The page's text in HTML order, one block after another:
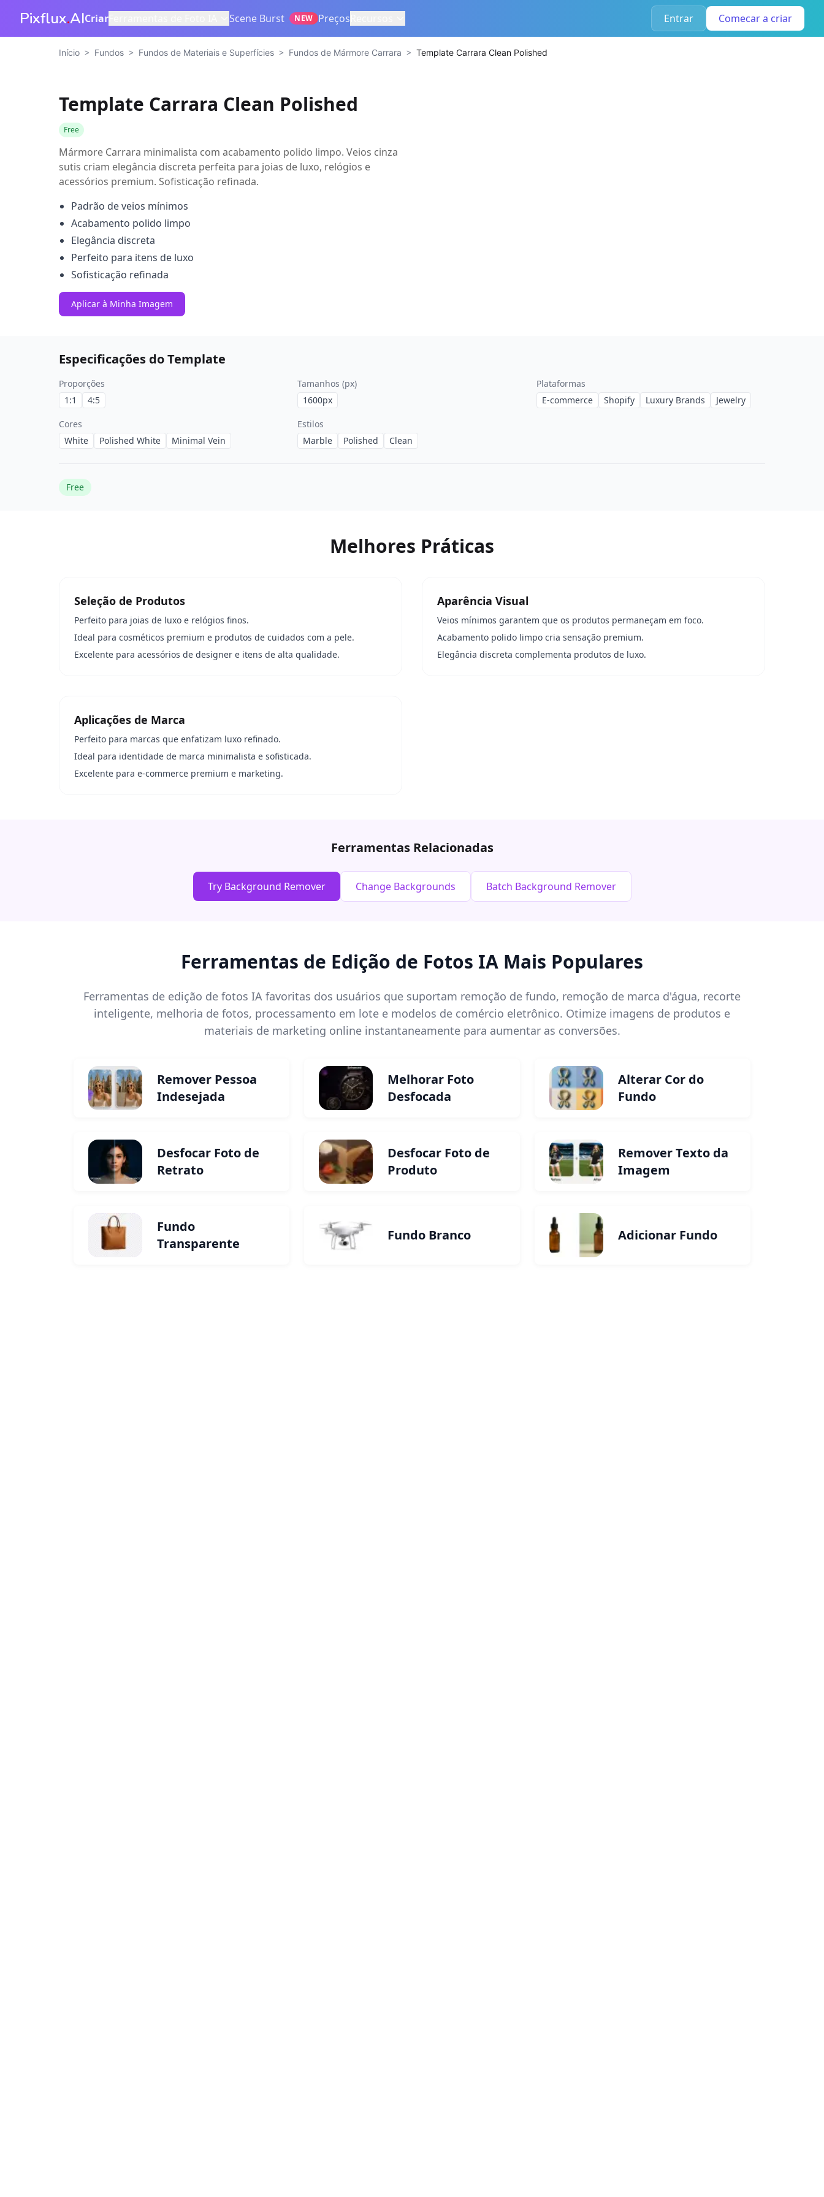
Pixflux.AICriar Scene Burst NEW Preços Entrar Comecar a criar
Início > Fundos > Fundos de Materiais e Superfícies > Fundos de Mármore Carrara > Template Carrara Clean Polished
Template Carrara Clean Polished
Free
Mármore Carrara minimalista com acabamento polido limpo. Veios cinza
sutis criam elegância discreta perfeita para joias de luxo, relógios e
acessórios premium. Sofisticação refinada.
Padrão de veios mínimos
Acabamento polido limpo
Elegância discreta
Perfeito para itens de luxo
Sofisticação refinada
Aplicar à Minha Imagem
Especificações do Template
Proporções
1:1
4:5
Tamanhos (px)
1600px
Plataformas
E-commerce
Shopify Luxury Brands Jewelry
Cores
White
Polished White Minimal Vein
Estilos
Marble
Polished Clean
Free
Melhores Práticas
Seleção de Produtos
Perfeito para joias de luxo e relógios finos.
Ideal para cosméticos premium e produtos de cuidados com a pele.
Excelente para acessórios de designer e itens de alta qualidade.
Aparência Visual
Veios mínimos garantem que os produtos permaneçam em foco.
Acabamento polido limpo cria sensação premium.
Elegância discreta complementa produtos de luxo.
Aplicações de Marca
Perfeito para marcas que enfatizam luxo refinado.
Ideal para identidade de marca minimalista e sofisticada.
Excelente para e-commerce premium e marketing.
Ferramentas Relacionadas
Try Background Remover Change Backgrounds Batch Background Remover
Ferramentas de Edição de Fotos IA Mais Populares
Ferramentas de edição de fotos IA favoritas dos usuários que suportam remoção de fundo, remoção de marca d'água, recorte
inteligente, melhoria de fotos, processamento em lote e modelos de comércio eletrônico. Otimize imagens de produtos e
materiais de marketing online instantaneamente para aumentar as conversões.
Remover Pessoa
Indesejada
Melhorar Foto
Desfocada
Alterar Cor do
Fundo
Desfocar Foto de
Retrato
Desfocar Foto de
Produto
Remover Texto da
Imagem
Fundo
Transparente
Fundo Branco Adicionar Fundo